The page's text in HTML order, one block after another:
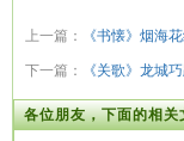
上一篇： 《书懐》烟海
下一篇： 《关歌》龙城
各位朋友，下面的相